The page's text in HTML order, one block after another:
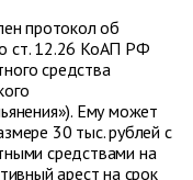
протокол об
ст. 12.26 КоАП РФ
средства
Ему может
30 тыс. рублей с
средствами на
арест на срок